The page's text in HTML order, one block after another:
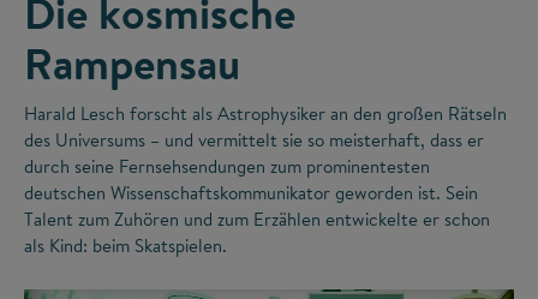
Die kosmische
Rampensau
Harald Lesch forscht als Astrophysiker an den großen Rätseln
des Universums – und vermittelt sie so meisterhaft, dass er
durch seine Fernsehsendungen zum prominentesten
deutschen Wissenschaftskommunikator geworden ist. Sein
Talent zum Zuhören und zum Erzählen entwickelte er schon
als Kind: beim Skatspielen.